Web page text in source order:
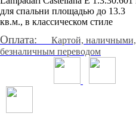
Оплата: Картой, наличными,
безналичным переводом